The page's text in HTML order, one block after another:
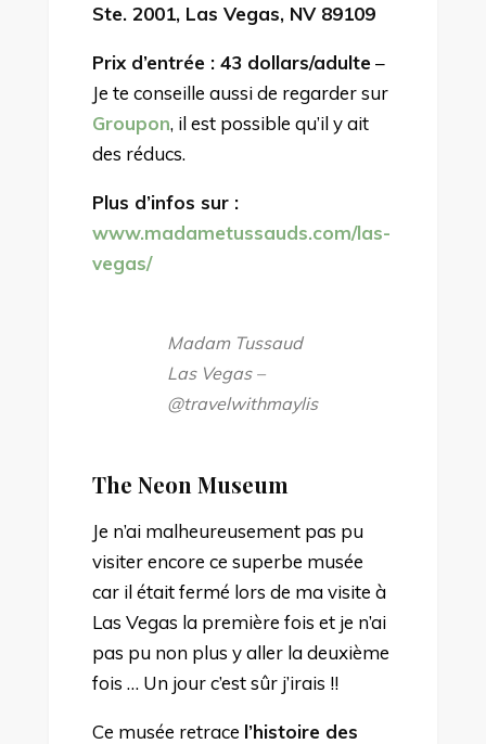
Ste. 2001, Las Vegas, NV 89109
Prix d’entrée : 43 dollars/adulte–
Je te conseille aussi de regarder sur
Groupon, il est possible qu’il y ait
des réducs.
Plus d’infos sur :
www.madametussauds.com/las-
vegas/
Madam Tussaud
Las Vegas –
@travelwithmaylis
The Neon Museum
Je n’ai malheureusement pas pu
visiter encore ce superbe musée
car il était fermé lors de ma visite à
Las Vegas la première fois et je n’ai
pas pu non plus y aller la deuxième
fois … Un jour c’est sûr j’irais !!
Ce musée retrace l’histoire des